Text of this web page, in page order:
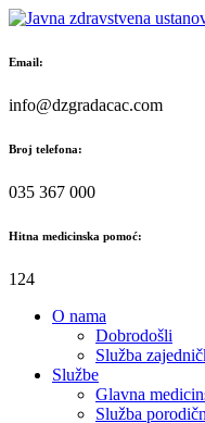
Skip
content
Email:
info@dzgradacac.com
Broj telefona:
035 367 000
Hitna medicinska pomoć:
124
O nama
Dobrodošli
Služba
Službe
Glavna
Služba